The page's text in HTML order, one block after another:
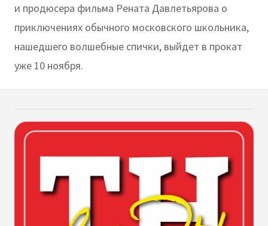
и продюсера фильма Рената Давлетьярова о
приключениях обычного московского школьника,
нашедшего волшебные спички, выйдет в прокат
уже 10 ноября.